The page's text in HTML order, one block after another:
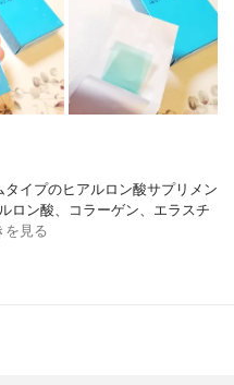
イプのヒアルロン酸サプリメン
ロン酸、コラーゲン、エラスチ
を見る